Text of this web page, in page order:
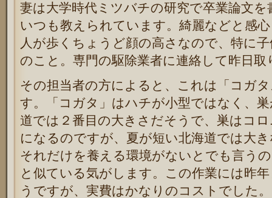
妻は大学時代ミツバチの研究で卒業論文
いつも教えられています。綺麗などと感
人が歩くちょうど顔の高さなので、特に
のこと。専門の駆除業者に連絡して昨日
その担当者の方によると、これは「コガ
す。「コガタ」はハチが小型ではなく、
道では２番目の大きさだそうで、巣はコ
になるのですが、夏が短い北海道では大
それだけを養える環境がないとでも言う
と似ている気がします。この作業には昨
うですが、実費はかなりのコストでした